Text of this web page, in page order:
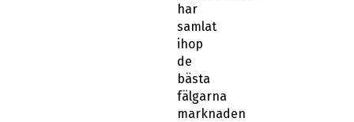
har
samlat
ihop
de
bästa
fälgarna
marknaden